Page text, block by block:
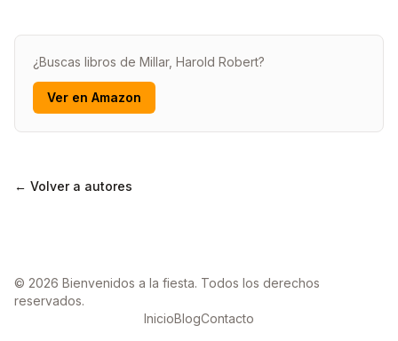
¿Buscas libros de Millar, Harold Robert?
Ver en Amazon
← Volver a autores
© 2026 Bienvenidos a la fiesta. Todos los derechos
reservados.
InicioBlogContacto